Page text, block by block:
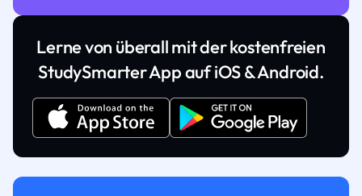
Lerne von überall mit der kostenfreien
StudySmarter App auf iOS & Android.